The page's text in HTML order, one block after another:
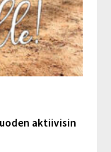
aktiivisin